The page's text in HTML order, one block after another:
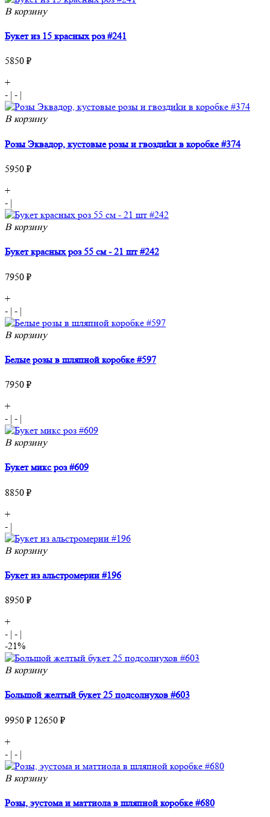
В корзину
Букет из 15 красных роз #241
5850 ₽
+
- | - |
В корзину
Розы Эквадор, кустовые розы и гвoздиkи в коробке #374
5950 ₽
+
- |
В корзину
Букет красных роз 55 см - 21 шт #242
7950 ₽
+
- | - |
В корзину
Белые розы в шляпной коробке #597
7950 ₽
+
- | - |
В корзину
Букет микс роз #609
8850 ₽
+
- |
В корзину
Букет из альстромерии #196
8950 ₽
+
- | - |
-21%
В корзину
Большой желтый букет 25 подсолнухов #603
9950 ₽ 12650 ₽
+
- | - |
В корзину
Розы, эустома и маттиолa в шляпнoй коробке #680